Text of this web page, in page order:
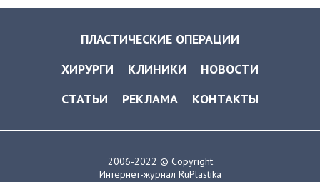
ПЛАСТИЧЕСКИЕ ОПЕРАЦИИ
ХИРУРГИ
КЛИНИКИ
НОВОСТИ
СТАТЬИ
РЕКЛАМА КОНТАКТЫ
2006-2022 © Copyright
Интернет-журнал RuPlastika